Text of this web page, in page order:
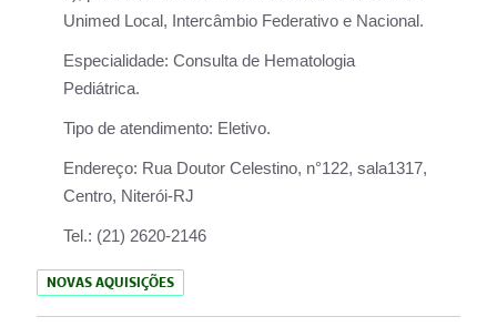
Unimed Local, Intercâmbio Federativo e Nacional.
Especialidade: Consulta de Hematologia
Pediátrica.
Tipo de atendimento: Eletivo.
Endereço: Rua Doutor Celestino, n°122, sala1317,
Centro, Niterói-RJ
Tel.: (21) 2620-2146
NOVAS AQUISIÇÕES